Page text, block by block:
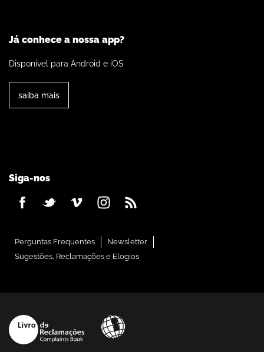
Já conhece a nossa app?
Disponível para Android e iOS
saiba mais
Siga-nos
Perguntas Frequentes
Newsletter
Sugestões, Reclamações e Elogios